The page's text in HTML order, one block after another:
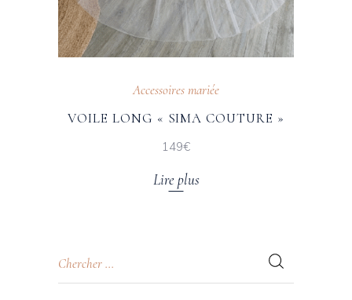
Accessoires mariée
VOILE LONG « SIMA COUTURE »
149€
Lire plus